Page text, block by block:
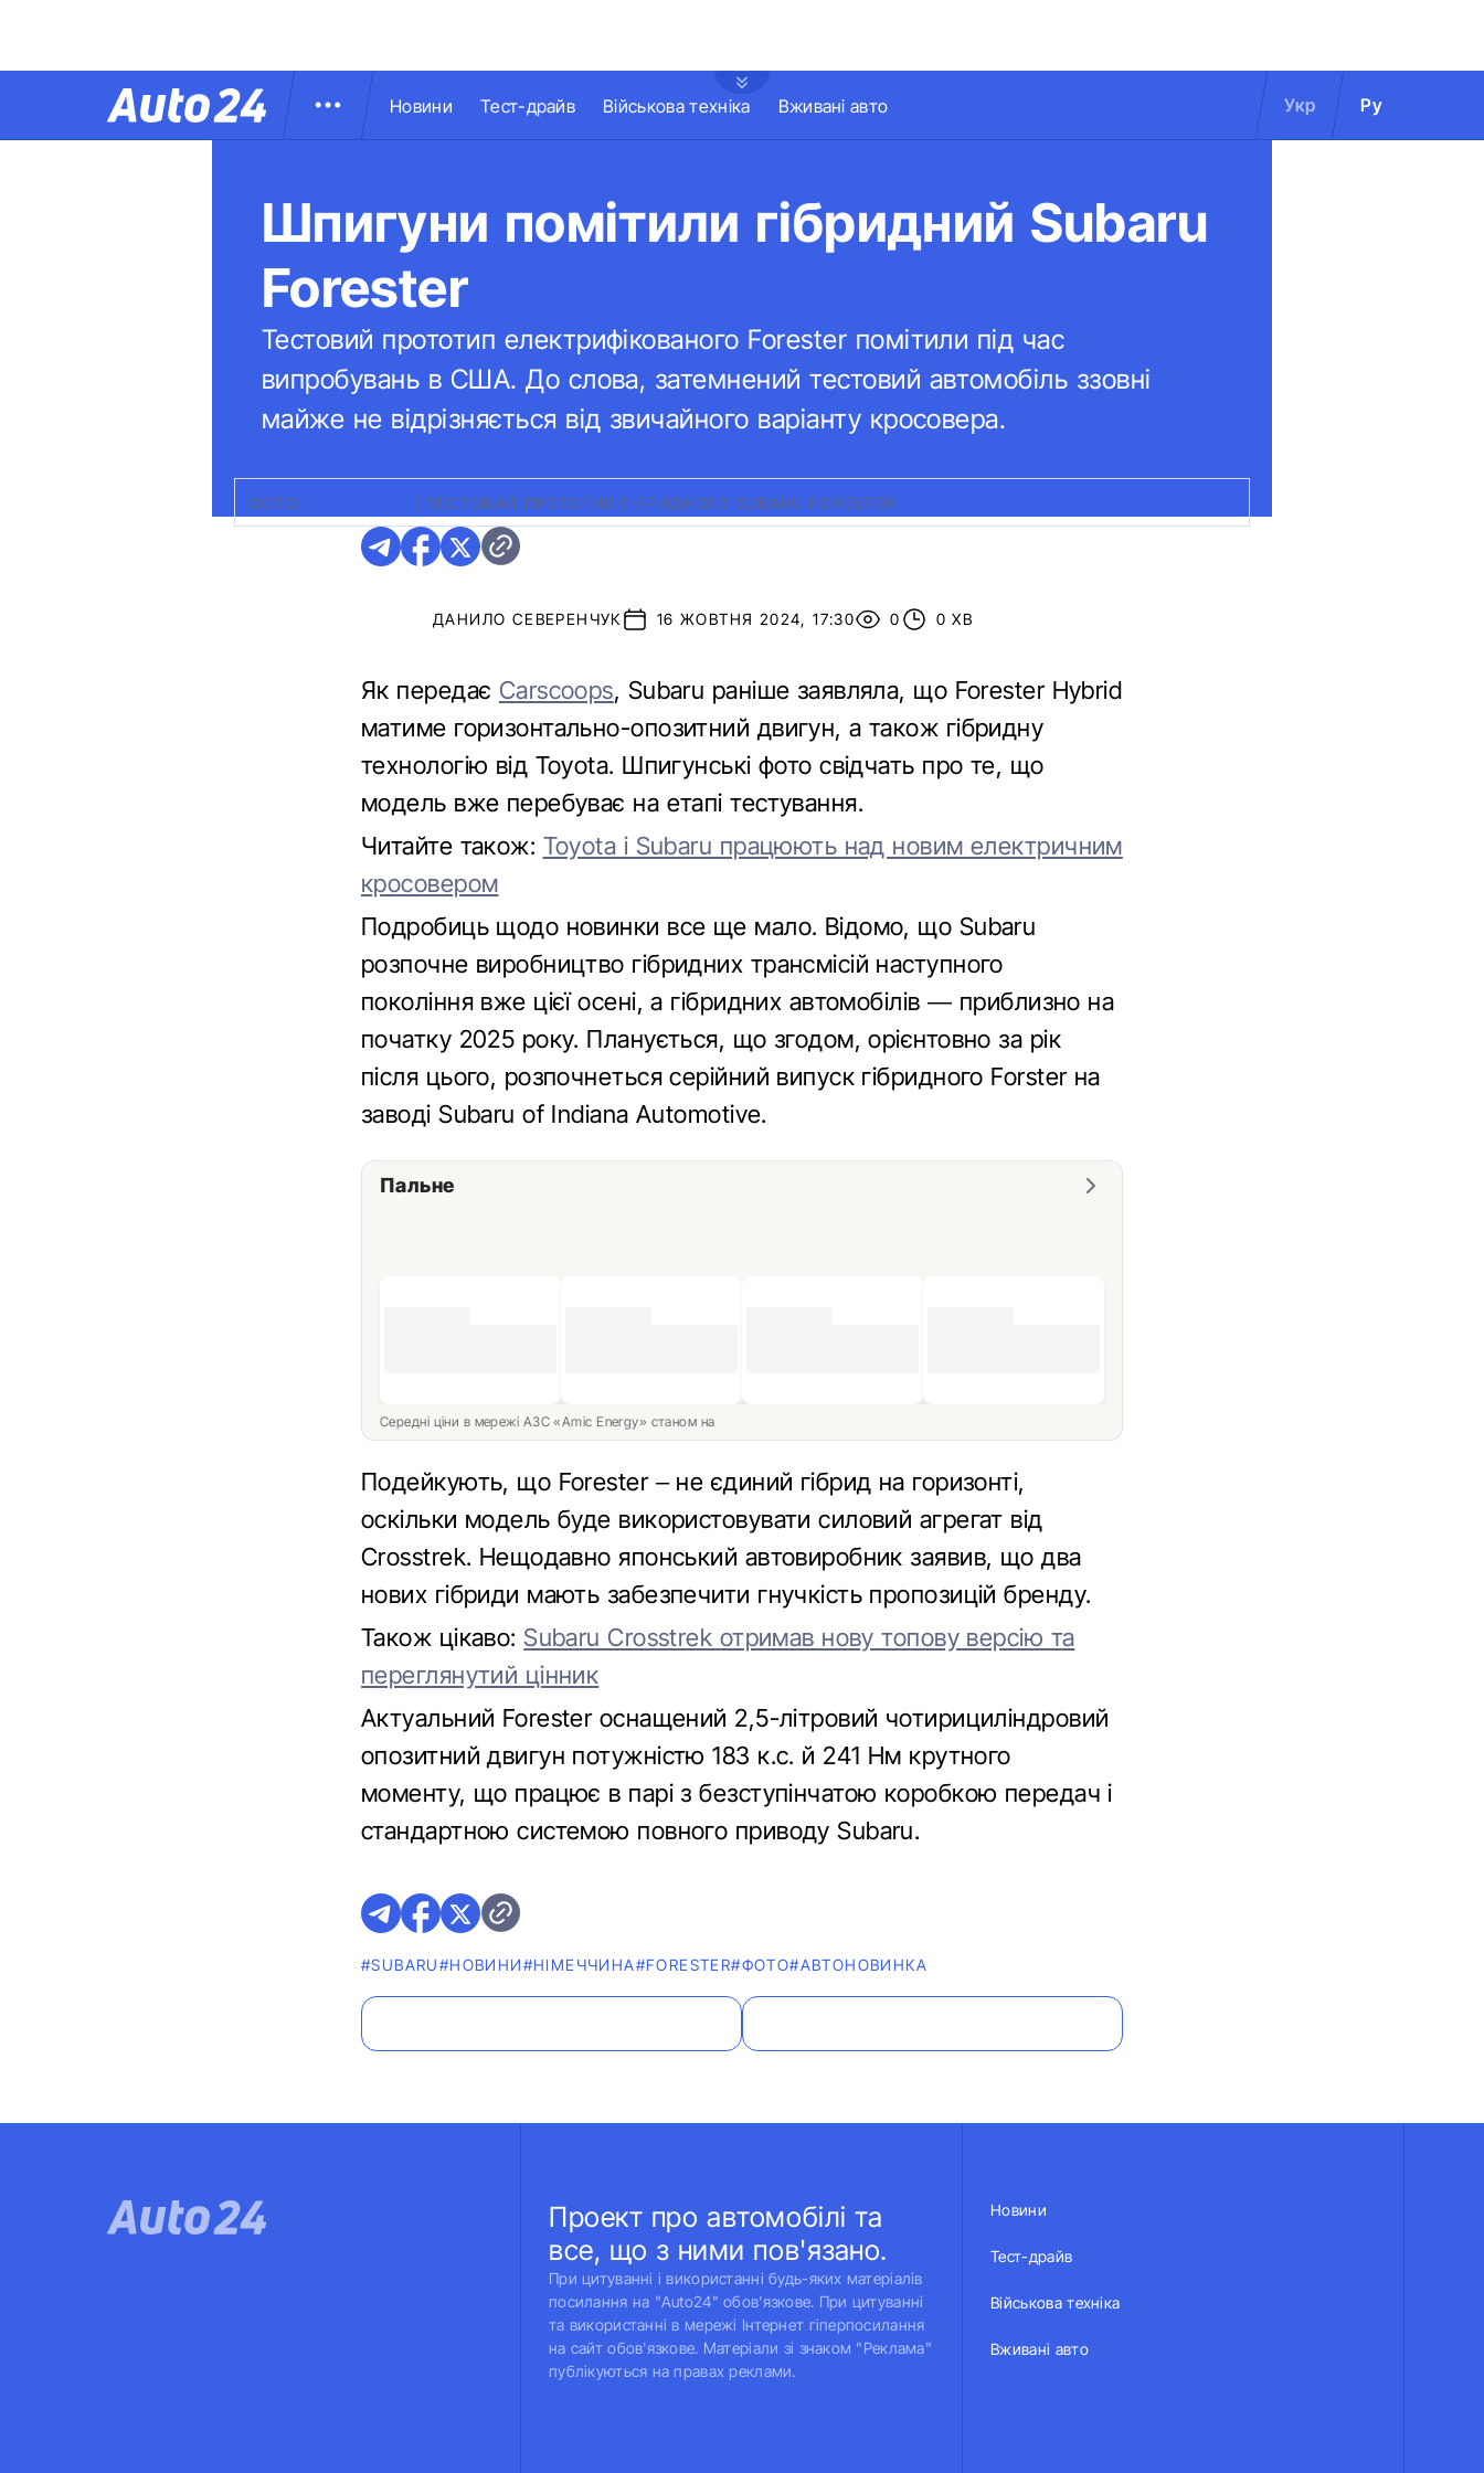
Новини Тест-драйв Військова техніка Вживані авто Укр Ру
Шпигуни помітили гібридний Subaru
Forester
Тестовий прототип електрифікованого Forester помітили під час
випробувань в США. До слова, затемнений тестовий автомобіль ззовні
майже не відрізняється від звичайного варіанту кросовера.
ФОТО: ТЕСТОВИЙ ПРОТОТИП ГІБРИДНОГО SUBARU FORESTER
ДАНИЛО СЕВЕРЕНЧУК 16 ЖОВТНЯ 2024, 17:30 0 0 ХВ
Як передає Carscoops, Subaru раніше заявляла, що Forester Hybrid
матиме горизонтально-опозитний двигун, а також гібридну
технологію від Toyota. Шпигунські фото свідчать про те, що
модель вже перебуває на етапі тестування.
Читайте також: Toyota і Subaru працюють над новим електричним
кросовером
Подробиць щодо новинки все ще мало. Відомо, що Subaru
розпочне виробництво гібридних трансмісій наступного
покоління вже цієї осені, а гібридних автомобілів — приблизно на
початку 2025 року. Планується, що згодом, орієнтовно за рік
після цього, розпочнеться серійний випуск гібридного Forster на
заводі Subaru of Indiana Automotive.
Пальне
Середні ціни в мережі АЗС «Amic Energy» станом на
Подейкують, що Forester – не єдиний гібрид на горизонті,
оскільки модель буде використовувати силовий агрегат від
Crosstrek. Нещодавно японський автовиробник заявив, що два
нових гібриди мають забезпечити гнучкість пропозицій бренду.
Також цікаво: Subaru Crosstrek отримав нову топову версію та
переглянутий цінник
Актуальний Forester оснащений 2,5-літровий чотирициліндровий
опозитний двигун потужністю 183 к.с. й 241 Нм крутного
моменту, що працює в парі з безступінчатою коробкою передач і
стандартною системою повного приводу Subaru.
#SUBARU#НОВИНИ#НІМЕЧЧИНА#FORESTER#ФОТО#АВТОНОВИНКА
Проект про автомобілі та
все, що з ними пов'язано.
При цитуванні і використанні будь-яких матеріалів
посилання на "Auto24" обов'язкове. При цитуванні
та використанні в мережі Інтернет гіперпосилання
на сайт обов'язкове. Матеріали зі знаком "Реклама"
публікуються на правах реклами.
Новини
Тест-драйв
Військова техніка
Вживані авто